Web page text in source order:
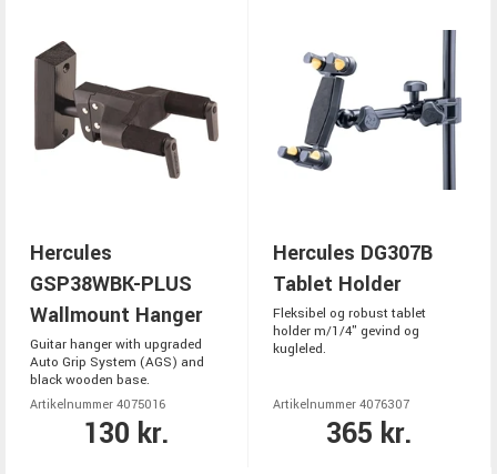
Hercules
GSP38WBK-PLUS
Wallmount Hanger
Guitar hanger with upgraded
Auto Grip System (AGS) and
black wooden base.
Artikelnummer 4075016
130 kr.
Hercules DG307B
Tablet Holder
Fleksibel og robust tablet
holder m/1/4" gevind og
kugleled.
Artikelnummer 4076307
365 kr.